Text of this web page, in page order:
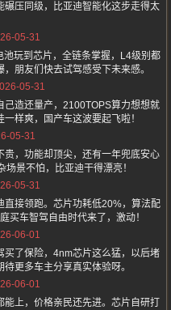
压同级，比亚迪智能化这步走得太
05-31
玩到芯片，全链条掌握，L4级别都
朋友们快去试驾感受下未来感。
05-31
造还量产，2100TOPS算力想想就
样爽，国产车这波要起飞啦！
05-31
，功能却顶尖，还有一年兜底安心
景不怕，比亚迪干得漂亮！
05-31
接领跑。芯片功耗低20%，算法配
买车智驾自由时代来了，激动！
06-01
了保险，4nm芯片这么猛，以后堵
更多车主分享真实体验呀。
06-01
上，价格亲民还先进。芯片自研打